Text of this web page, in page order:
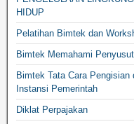
HIDUP
Pelatihan Bimtek dan
Bimtek Memahami
Bimtek Tata Cara
Instansi Pemerintah
Diklat Perpajakan